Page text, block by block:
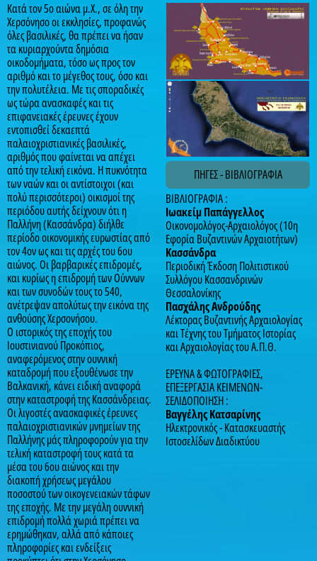
Κατά τον 5ο αιώνα μ.Χ., σε όλη την
Χερσόνησο οι εκκλησίες, προφανώς
όλες βασιλικές, θα πρέπει να ήσαν
τα κυριαρχούντα δημόσια
οικοδομήματα, τόσο ως προς τον
αριθμό και το μέγεθος τους, όσο και
την πολυτέλεια. Με τις σποραδικές
ως τώρα ανασκαφές και τις
επιφανειακές έρευνες έχουν
εντοπισθεί δεκαεπτά
παλαιοχριστιανικές βασιλικές,
αριθμός που φαίνεται να απέχει
από την τελική εικόνα. Η πυκνότητα
των ναών και οι αντίστοιχοι (και
πολύ περισσότεροι) οικισμοί της
περιόδου αυτής δείχνουν ότι η
Παλλήνη (Κασσάνδρα) διήλθε
περίοδο οικονομικής ευρωστίας από
τον 4ον ως και τις αρχές του 6ου
αιώνος. Οι βαρβαρικές επιδρομές,
και κυρίως η επιδρομή των Ούννων
και των συνοδών τους το 540,
ανέτρεψαν απολύτως την εικόνα της
ανθούσης Χερσονήσου.
Ο ιστορικός της εποχής του
Ιουστινιανού Προκόπιος,
αναφερόμενος στην ουννική
καταδρομή που εξουθένωσε την
Βαλκανική, κάνει ειδική αναφορά
στην καταστροφή της Κασσάνδρειας.
Οι λιγοστές ανασκαφικές έρευνες
παλαιοχριστιανικών μνημείων της
Παλλήνης μάς πληροφορούν για την
τελική καταστροφή τους κατά τα
μέσα του 6ου αιώνος και την
διακοπή χρήσεως μεγάλου
ποσοστού των οικογενειακών τάφων
της εποχής. Με την μεγάλη ουννική
επιδρομή πολλά χωριά πρέπει να
ερημώθηκαν, αλλά από κάποιες
πληροφορίες και ενδείξεις
ΠΗΓΕΣ - ΒΙΒΛΙΟΓΡΑΦΙΑ
ΒΙΒΛΙΟΓΡΑΦΙΑ :
Ιωακείμ Παπάγγελλος
Οικονομολόγος-Αρχαιολόγος (10η
Εφορία Βυζαντινών Αρχαιοτήτων)
Kασσάνδρα
Περιοδική Έκδοση Πολιτιστικού
Συλλόγου Κασσανδρινών
Θεσσαλονίκης
Πασχάλης Ανδρούδης
Λέκτορας Βυζαντινής Αρχαιολογίας
και Τέχνης του Τμήματος Ιστορίας
και Αρχαιολογίας του Α.Π.Θ.
ΕΡΕΥΝΑ & ΦΩΤΟΓΡΑΦΙΕΣ,
ΕΠΕΞΕΡΓΑΣΙΑ ΚΕΙΜΕΝΩΝ-
ΣΕΛΙΔΟΠΟΙΗΣΗ :
Βαγγέλης Κατσαρίνης
Ηλεκτρονικός - Κατασκευαστής
Ιστοσελίδων Διαδικτύου